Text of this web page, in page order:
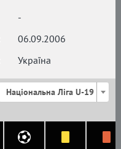
-
06.09.2006
Україна
Національна Ліга U-19